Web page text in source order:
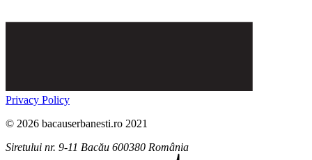
Privacy Policy
© 2026 bacauserbanesti.ro 2021
Siretului nr. 9-11 Bacău 600380 România